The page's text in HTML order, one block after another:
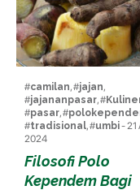
#camilan, #jajan,
#jajananpasar, #
#pasar, #
#tradisional, #umbi- 21
2024
Filosofi Polo
Kependem Bagi